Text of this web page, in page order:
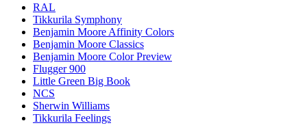
полироли для пластика
очистители салона
очистители двигателя
очистители тормозов
Материалы для зимних работ
краски для штукатурки
грунтовки
пропитки для древесины
RAL
Tikkurila Symphony
Benjamin Moore Affinity Colors
Benjamin Moore Classics
Benjamin Moore Color Preview
Flugger 900
Little Green Big Book
NCS
Sherwin Williams
Tikkurila Feelings